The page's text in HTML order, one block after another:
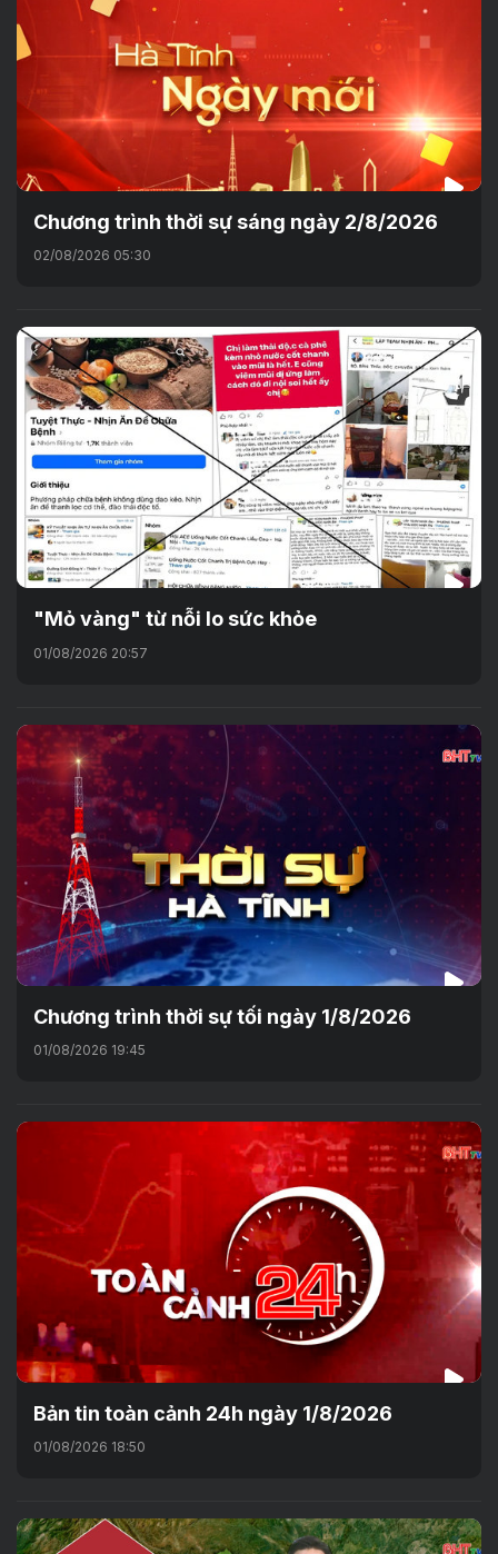
Chương trình thời sự sáng ngày 2/8/2026
02/08/2026 05:30
"Mỏ vàng" từ nỗi lo sức khỏe
01/08/2026 20:57
Chương trình thời sự tối ngày 1/8/2026
01/08/2026 19:45
Bản tin toàn cảnh 24h ngày 1/8/2026
01/08/2026 18:50